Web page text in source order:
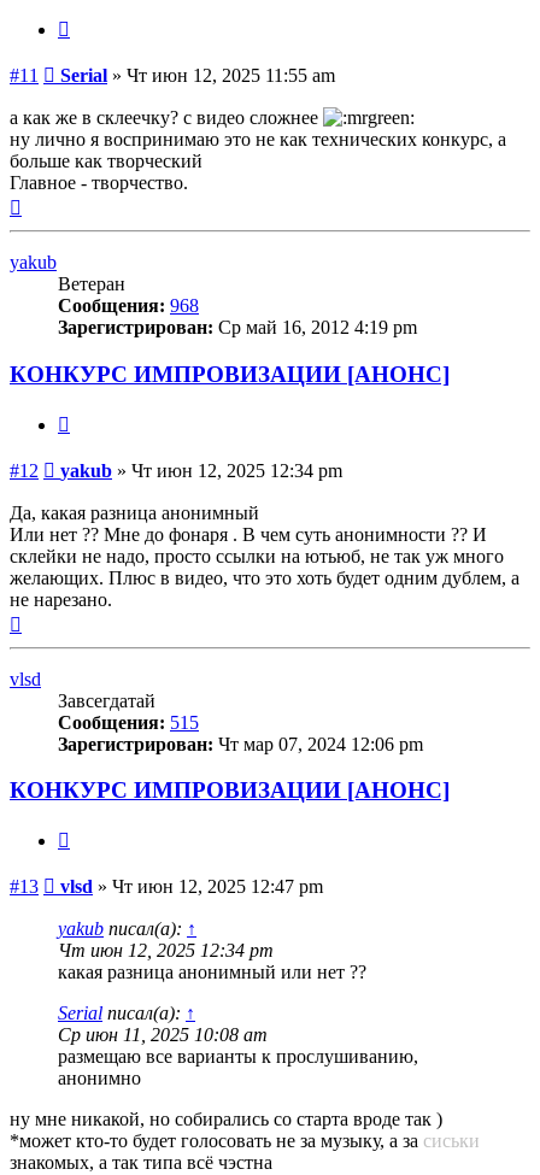
#11 Сообщение
Serial » Чт июн 12, 2025 11:55 am
а как же в склеечку? с видео сложнее
ну лично я воспринимаю это не как технических конкурс, а
больше как творческий
Главное - творчество.
yakub
Ветеран
Сообщения: 968
Зарегистрирован: Ср май 16, 2012 4:19 pm
КОНКУРС ИМПРОВИЗАЦИИ [АНОНС]
#12 Сообщение
yakub » Чт июн 12, 2025 12:34 pm
Да, какая разница анонимный
Или нет ?? Мне до фонаря . В чем суть анонимности ?? И
склейки не надо, просто ссылки на ютьюб, не так уж много
желающих. Плюс в видео, что это хоть будет одним дублем, а
не нарезано.
vlsd
Завсегдатай
Сообщения: 515
Зарегистрирован: Чт мар 07, 2024 12:06 pm
КОНКУРС ИМПРОВИЗАЦИИ [АНОНС]
#13 Сообщение
vlsd » Чт июн 12, 2025 12:47 pm
yakub писал(а): ↑
Чт июн 12, 2025 12:34 pm
какая разница анонимный или нет ??
Serial писал(а): ↑
Ср июн 11, 2025 10:08 am
размещаю все варианты к прослушиванию,
анонимно
ну мне никакой, но собирались со старта вроде так )
*может кто-то будет голосовать не за музыку, а за сиськи
знакомых, а так типа всё чэстна